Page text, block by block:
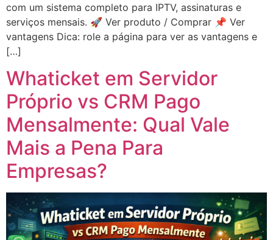
com um sistema completo para IPTV, assinaturas e
serviços mensais. 🚀 Ver produto / Comprar 📌 Ver
vantagens Dica: role a página para ver as vantagens e
[…]
Whaticket em Servidor
Próprio vs CRM Pago
Mensalmente: Qual Vale
Mais a Pena Para
Empresas?